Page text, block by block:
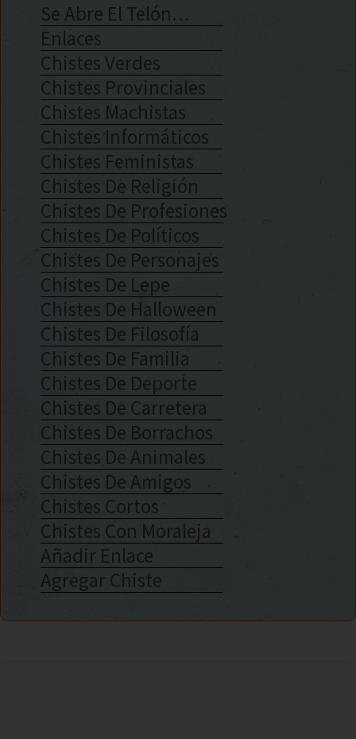
Se Abre El Telón…
Enlaces
Chistes Verdes
Chistes Provinciales
Chistes Machistas
Chistes Informáticos
Chistes Feministas
Chistes De Religión
Chistes De Profesiones
Chistes De Políticos
Chistes De Personajes
Chistes De Lepe
Chistes De Halloween
Chistes De Filosofía
Chistes De Familia
Chistes De Deporte
Chistes De Carretera
Chistes De Borrachos
Chistes De Animales
Chistes De Amigos
Chistes Cortos
Chistes Con Moraleja
Añadir Enlace
Agregar Chiste